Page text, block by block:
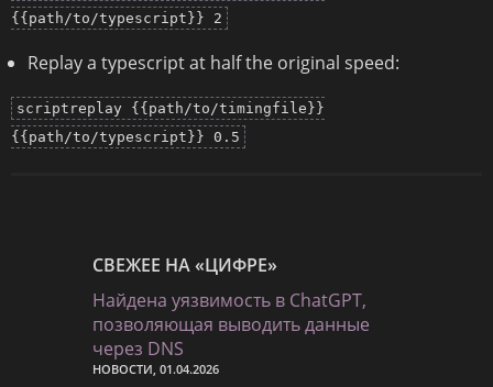
{{path/to/typescript}} 2
Replay a typescript at half the original speed:
scriptreplay {{path/to/timingfile}}
{{path/to/typescript}} 0.5
СВЕЖЕЕ НА «ЦИФРЕ»
Найдена уязвимость в ChatGPT,
позволяющая выводить данные
через DNS
НОВОСТИ, 01.04.2026